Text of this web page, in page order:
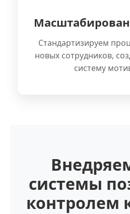
Стандартизируем
новых сотрудников,
систему
системы
контролем